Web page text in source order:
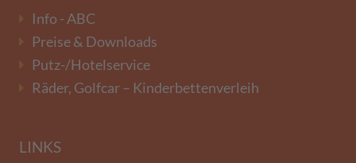
Info - ABC
Preise & Downloads
Putz-/Hotelservice
Räder, Golfcar – Kinderbettenverleih
LINKS